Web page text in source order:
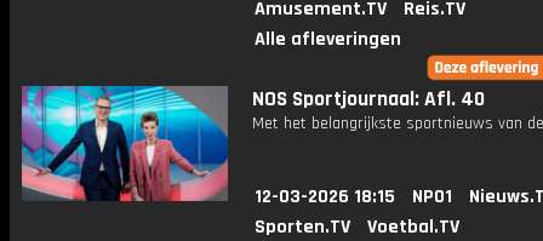
Amusement.TV
Reis.TV
Alle afleveringen
NOS Sportjournaal: Afl. 40
Met het belangrijkste sportnieuws van
12-03-2026 18:15 NPO1
Sporten.TV
Voetbal.TV